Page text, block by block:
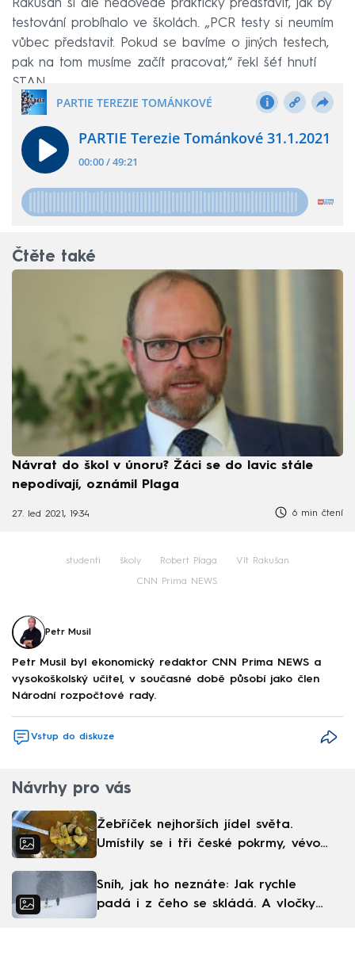
Rakušan si ale nedovede prakticky představit, jak by
testování probíhalo ve školách. „PCR testy si neumím
vůbec představit. Pokud se bavíme o jiných testech,
pak na tom musíme začít pracovat,“ řekl šéf hnutí
STAN.
Čtěte také
Návrat do škol v únoru? Žáci se do lavic stále
nepodívají, oznámil Plaga
27. led 2021, 19:34 6 min čtení
studenti školy Robert Plaga Vít Rakušan
CNN Prima NEWS
Petr Musil
Petr Musil byl ekonomický redaktor CNN Prima NEWS a
vysokoškolský učitel, v současné době působí jako člen
Národní rozpočtové rady.
Vstup do diskuze
Návrhy pro vás
Žebříček nejhorších jídel světa.
Umístily se i tři české pokrmy, vévodí
Sníh, jak ho neznáte: Jak rychle
padá i z čeho se skládá. A vločky